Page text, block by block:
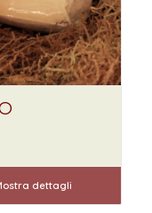
dettagli